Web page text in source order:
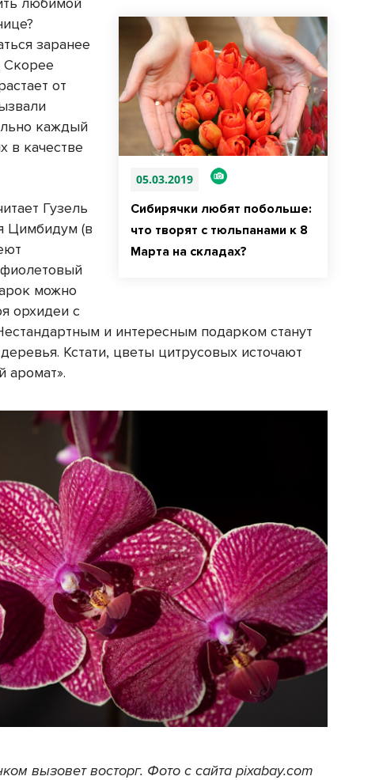
05.03.2019
Сибирячки любят побольше:
что творят с тюльпанами к 8
Марта на складах?
заранее
Скорее
от
каждый
в качестве
Гузель
Цимбидум (в
можно
орхидеи с
и интересным подарком станут
Кстати, цветы цитрусовых источают
аромат».
вызовет восторг. Фото с сайта pixabay.com